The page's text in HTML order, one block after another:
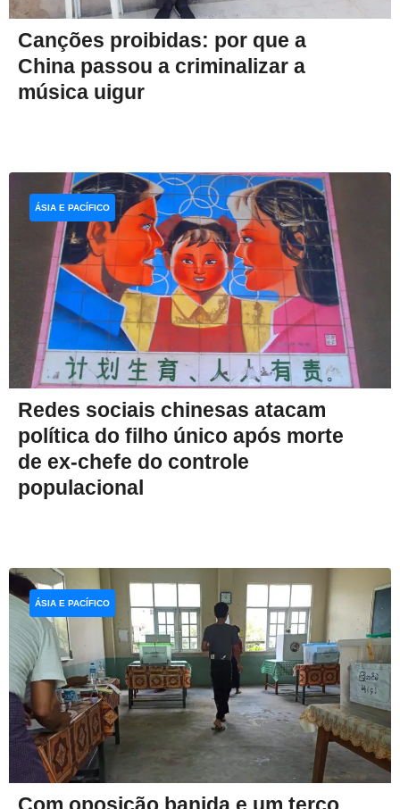
Canções proibidas: por que a
China passou a criminalizar a
música uigur
Redes sociais chinesas atacam
política do filho único após morte
de ex-chefe do controle
populacional
ÁSIA E PACÍFICO
ÁSIA E PACÍFICO